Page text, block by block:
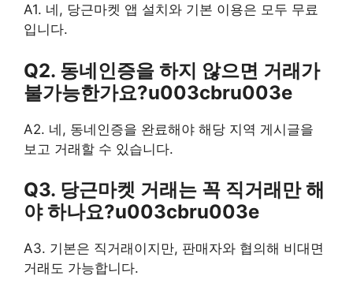
A1. 네, 당근마켓 앱 설치와 기본 이용은 모두 무료
입니다.
Q2. 동네인증을 하지 않으면 거래가
불가능한가요?u003cbru003e
A2. 네, 동네인증을 완료해야 해당 지역 게시글을
보고 거래할 수 있습니다.
Q3. 당근마켓 거래는 꼭 직거래만 해
야 하나요?u003cbru003e
A3. 기본은 직거래이지만, 판매자와 협의해 비대면
거래도 가능합니다.